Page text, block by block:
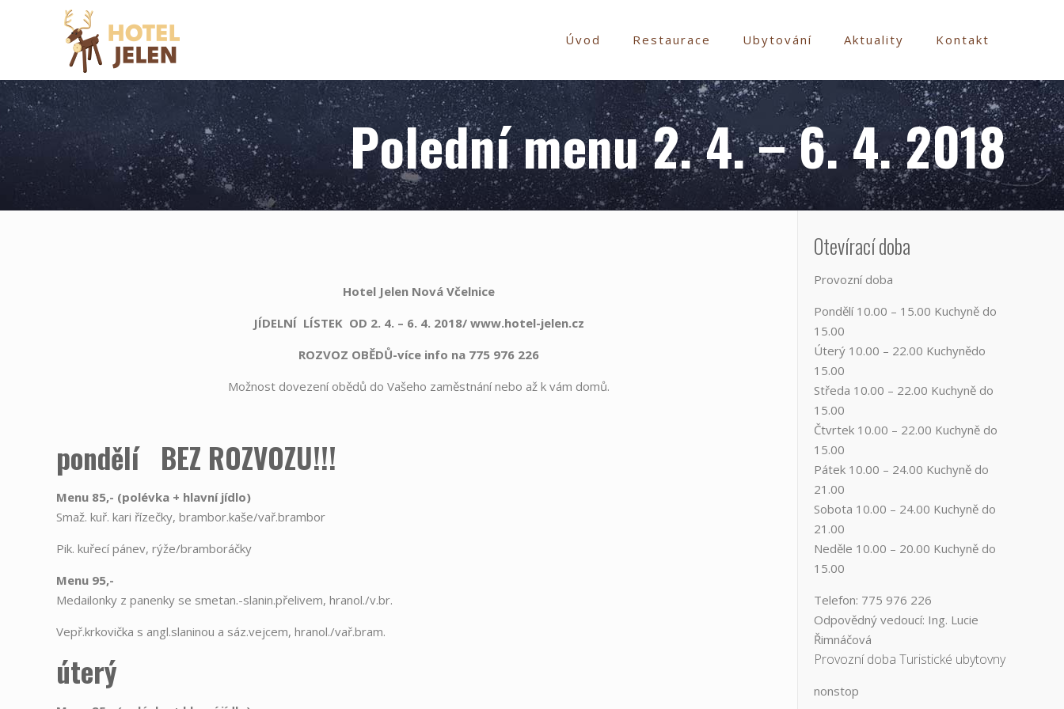
Úvod Restaurace Ubytování Aktuality Kontakt
Polední menu 2. 4. – 6. 4. 2018
Hotel Jelen Nová Včelnice
JÍDELNÍ LÍSTEK OD 2. 4. – 6. 4. 2018/ www.hotel-jelen.cz
ROZVOZ OBĚDŮ-více info na 775 976 226
Možnost dovezení obědů do Vašeho zaměstnání nebo až k vám domů.
pondělí BEZ ROZVOZU!!!
Menu 85,- (polévka + hlavní jídlo)
Smaž. kuř. kari řízečky, brambor.kaše/vař.brambor
Pik. kuřecí pánev, rýže/bramboráčky
Menu 95,-
Medailonky z panenky se smetan.-slanin.přelivem, hranol./v.br.
Vepř.krkovička s angl.slaninou a sáz.vejcem, hranol./vař.bram.
úterý
Otevírací doba
Provozní doba
Pondělí​ 10.00 – 15.00​​ Kuchyně do
15.00
Úterý ​10.00 – 22.00​​ Kuchynědo
15.00
Středa ​10.00 – 22.00 ​​Kuchyně do
15.00
Čtvrtek​ 10.00 – 22.00 ​​Kuchyně do
15.00
Pátek​ 10.00 – 24.00​​ Kuchyně do
21.00
Sobota ​10.00 – 24.00​​ Kuchyně do
21.00
Neděle ​10.00 – 20.00​​ Kuchyně do
15.00
Telefon: 775 976 226
Odpovědný vedoucí: Ing. Lucie
Řimnáčová
Provozní doba Turistické ubytovny
nonstop